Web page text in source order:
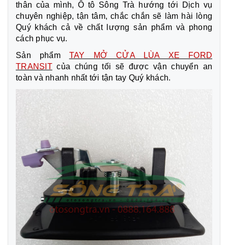
thân của mình, Ô tô Sông Trà hướng tới Dịch vụ
chuyên nghiệp, tận tâm, chắc chắn sẽ làm hài lòng
Quý khách cả về chất lượng sản phẩm và phong
cách phục vụ.
Sản phẩm TAY MỞ CỬA LÙA XE FORD
TRANSIT của chúng tối sẽ được vận chuyển an
toàn và nhanh nhất tới tận tay Quý khách.